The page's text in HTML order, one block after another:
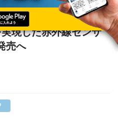
現した赤外線センサ
売へ